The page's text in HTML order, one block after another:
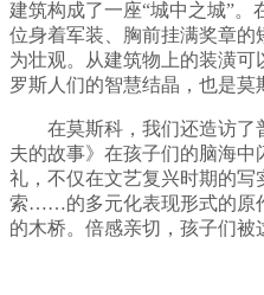
建筑构成了一座“城中之城”
位身着军装、胸前挂满奖章
为壮观。从建筑物上的装潢
罗斯人们的智慧结晶，也是莫
在莫斯科，我们还造访
夫的故事》在孩子们的脑海中
礼，不仅在文艺复兴时期的
索……的多元化表现形式的原
的木桥。倍感亲切，孩子们被